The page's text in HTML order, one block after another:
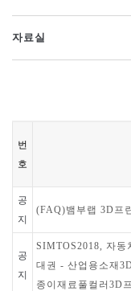
자료실
번
호
공
지
(FAQ)뱀부랩 3D프
공
지
SIMTOS2018, 자동
대권 - 산업용소재
종이재료풀컬러3D